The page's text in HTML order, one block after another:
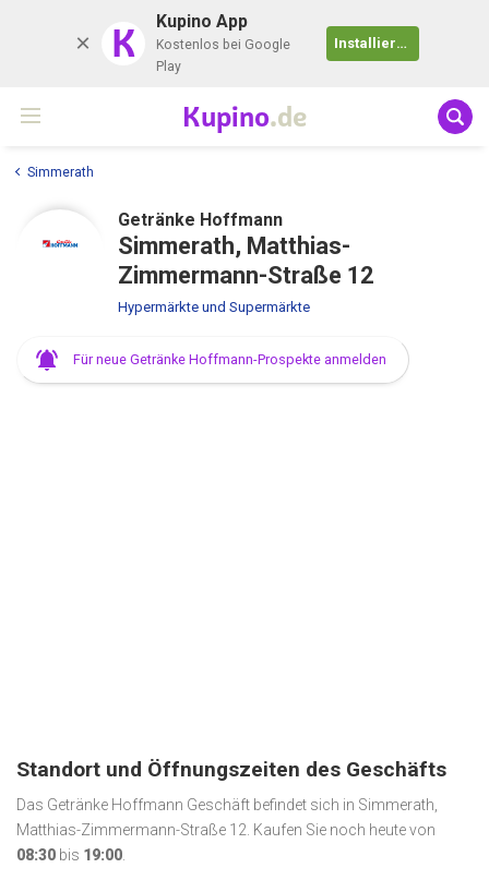
K Kupino App
Kostenlos bei Google
Play
Installieren
Kupino.de
Simmerath
Getränke Hoffmann
Simmerath, Matthias-
Zimmermann-Straße 12
Hypermärkte und Supermärkte
Für neue Getränke Hoffmann-Prospekte anmelden
Standort und Öffnungszeiten des Geschäfts
Das Getränke Hoffmann Geschäft befindet sich in Simmerath,
Matthias-Zimmermann-Straße 12. Kaufen Sie noch heute von
08:30 bis 19:00.